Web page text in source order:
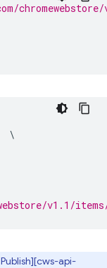
\
v1.1/
api-